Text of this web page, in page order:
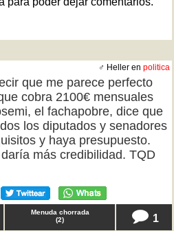
♂ Heller en politica
que me parece perfecto
cobra 2100€ mensuales
el fachapobre, dice que
los diputados y senadores
y haya presupuesto.
más credibilidad. TQD
Menuda chorrada
(2) 1